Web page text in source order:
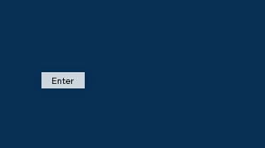
Enter